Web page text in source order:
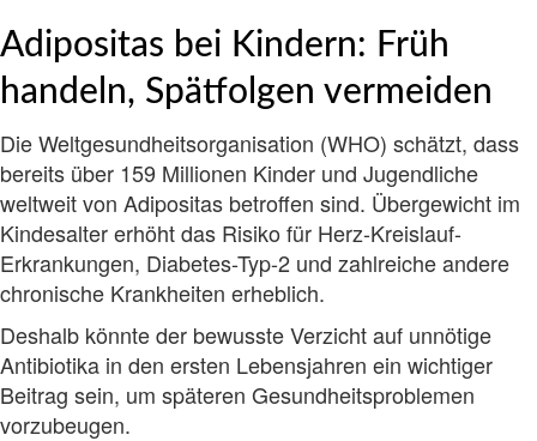
Adipositas bei Kindern: Früh
handeln, Spätfolgen vermeiden
Die Weltgesundheitsorganisation (WHO) schätzt, dass
bereits über 159 Millionen Kinder und Jugendliche
weltweit von Adipositas betroffen sind. Übergewicht im
Kindesalter erhöht das Risiko für Herz-Kreislauf-
Erkrankungen, Diabetes-Typ-2 und zahlreiche andere
chronische Krankheiten erheblich.
Deshalb könnte der bewusste Verzicht auf unnötige
Antibiotika in den ersten Lebensjahren ein wichtiger
Beitrag sein, um späteren Gesundheitsproblemen
vorzubeugen.